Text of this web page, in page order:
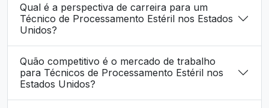
Qual é a perspectiva de carreira para um
Técnico de Processamento Estéril nos Estados
Unidos?
Quão competitivo é o mercado de trabalho
para Técnicos de Processamento Estéril nos
Estados Unidos?